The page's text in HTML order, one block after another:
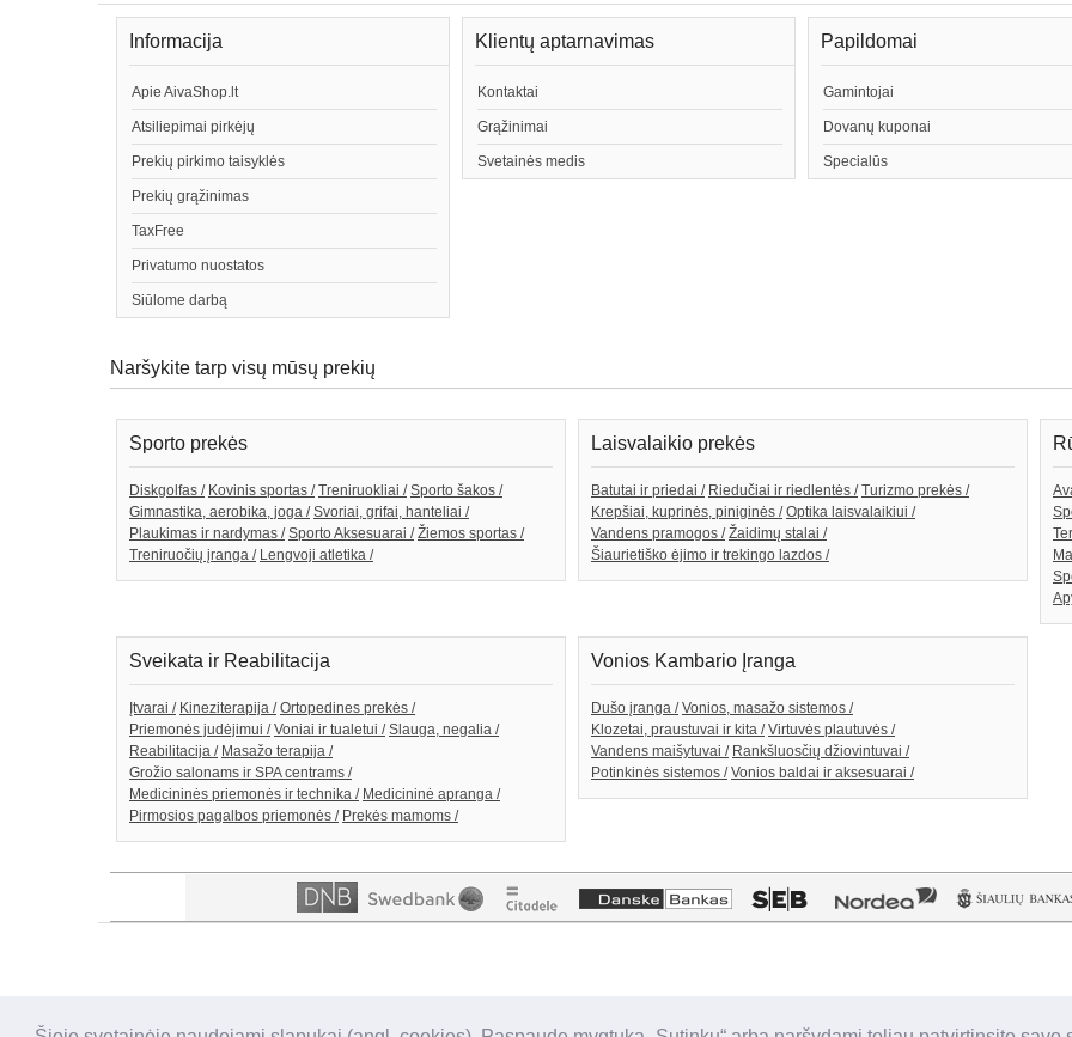
Informacija
Apie AivaShop.lt
Atsiliepimai pirkėjų
Prekių pirkimo taisyklės
Prekių grąžinimas
TaxFree
Privatumo nuostatos
Siūlome darbą
Klientų aptarnavimas
Kontaktai
Grąžinimai
Svetainės medis
Papildomai
Gamintojai
Dovanų kuponai
Specialūs
Naršykite tarp visų mūsų prekių
Sporto prekės
Diskgolfas / Kovinis sportas / Treniruokliai / Sporto šakos /
Gimnastika, aerobika, joga / Svoriai, grifai, hanteliai /
Plaukimas ir nardymas / Sporto Aksesuarai / Žiemos sportas /
Treniruočių įranga / Lengvoji atletika /
Laisvalaikio prekės
Batutai ir priedai / Riedučiai ir riedlentės / Turizmo prekės /
Krepšiai, kuprinės, piniginės / Optika laisvalaikiui /
Vandens pramogos / Žaidimų stalai /
Šiaurietiško ėjimo ir trekingo lazdos /
Sveikata ir Reabilitacija
Įtvarai / Kineziterapija / Ortopedines prekės /
Priemonės judėjimui / Voniai ir tualetui / Slauga, negalia /
Reabilitacija / Masažo terapija /
Grožio salonams ir SPA centrams /
Medicininės priemonės ir technika / Medicininė apranga /
Pirmosios pagalbos priemonės / Prekės mamoms /
Vonios Kambario Įranga
Dušo įranga / Vonios, masažo sistemos /
Klozetai, praustuvai ir kita / Virtuvės plautuvės /
Vandens maišytuvai / Rankšluosčių džiovintuvai /
Potinkinės sistemos / Vonios baldai ir aksesuarai /